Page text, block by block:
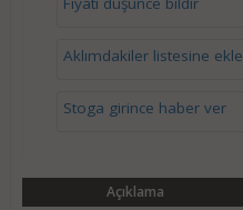
Aklımdakiler listesine ekle
Stoga girince haber ver
Açıklama